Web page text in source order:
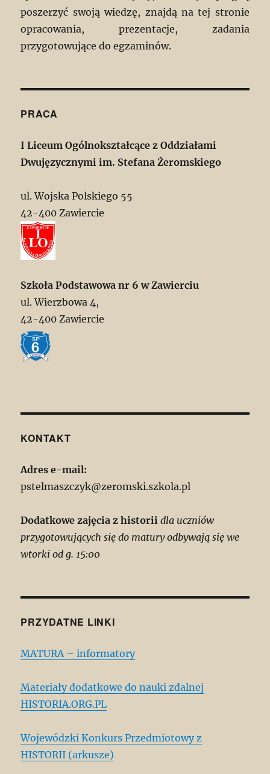
poszerzyć swoją wiedzę, znajdą na tej stronie
opracowania, prezentacje, zadania
przygotowujące do egzaminów.
PRACA
I Liceum Ogólnokształcące z Oddziałami
Dwujęzycznymi im. Stefana Żeromskiego
ul. Wojska Polskiego 55
42-400 Zawiercie
Szkoła Podstawowa nr 6 w Zawierciu
ul. Wierzbowa 4,
42-400 Zawiercie
KONTAKT
Adres e-mail:
pstelmaszczyk@zeromski.szkola.pl
Dodatkowe zajęcia z historii dla uczniów
przygotowujących się do matury odbywają się we
wtorki od g. 15:00
PRZYDATNE LINKI
MATURA – informatory
Materiały dodatkowe do nauki zdalnej
HISTORIA.ORG.PL
Wojewódzki Konkurs Przedmiotowy z
HISTORII (arkusze)